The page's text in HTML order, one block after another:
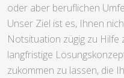
oder aber beruflichen
Unser Ziel ist es, Ihnen
Notsituation zügig zu Hilfe
langfristige
zukommen zu lassen, die